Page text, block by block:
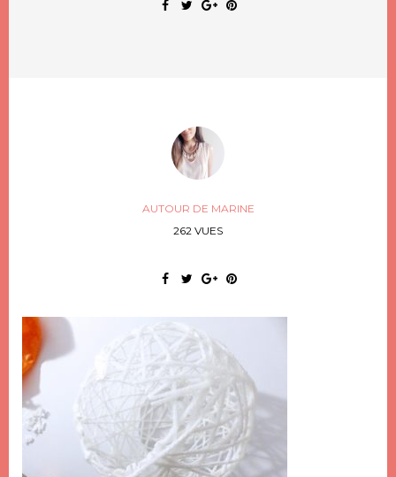
AUTOUR DE MARINE
262 VUES